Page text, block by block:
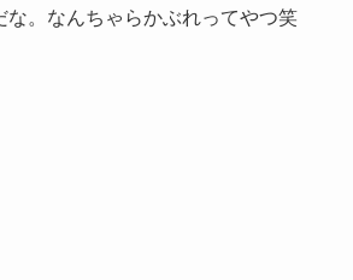
な。なんちゃらかぶれってやつ笑